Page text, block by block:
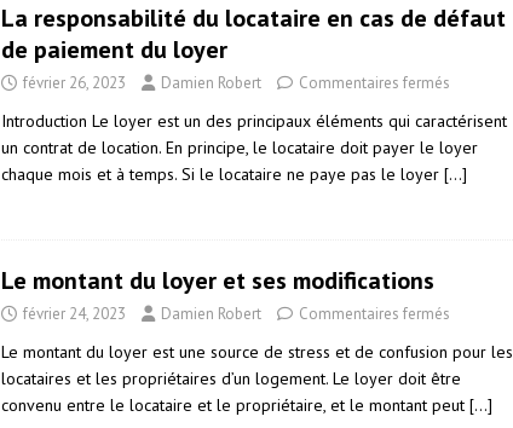
La responsabilité du locataire en cas de défaut
de paiement du loyer
février 26, 2023 Damien Robert Commentaires fermés
Introduction Le loyer est un des principaux éléments qui caractérisent
un contrat de location. En principe, le locataire doit payer le loyer
chaque mois et à temps. Si le locataire ne paye pas le loyer […]
Le montant du loyer et ses modifications
février 24, 2023 Damien Robert Commentaires fermés
Le montant du loyer est une source de stress et de confusion pour les
locataires et les propriétaires d’un logement. Le loyer doit être
convenu entre le locataire et le propriétaire, et le montant peut […]